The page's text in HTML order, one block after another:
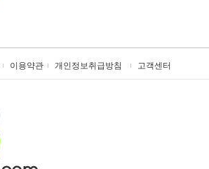
이용약관 개인정보취급방침 고객센터